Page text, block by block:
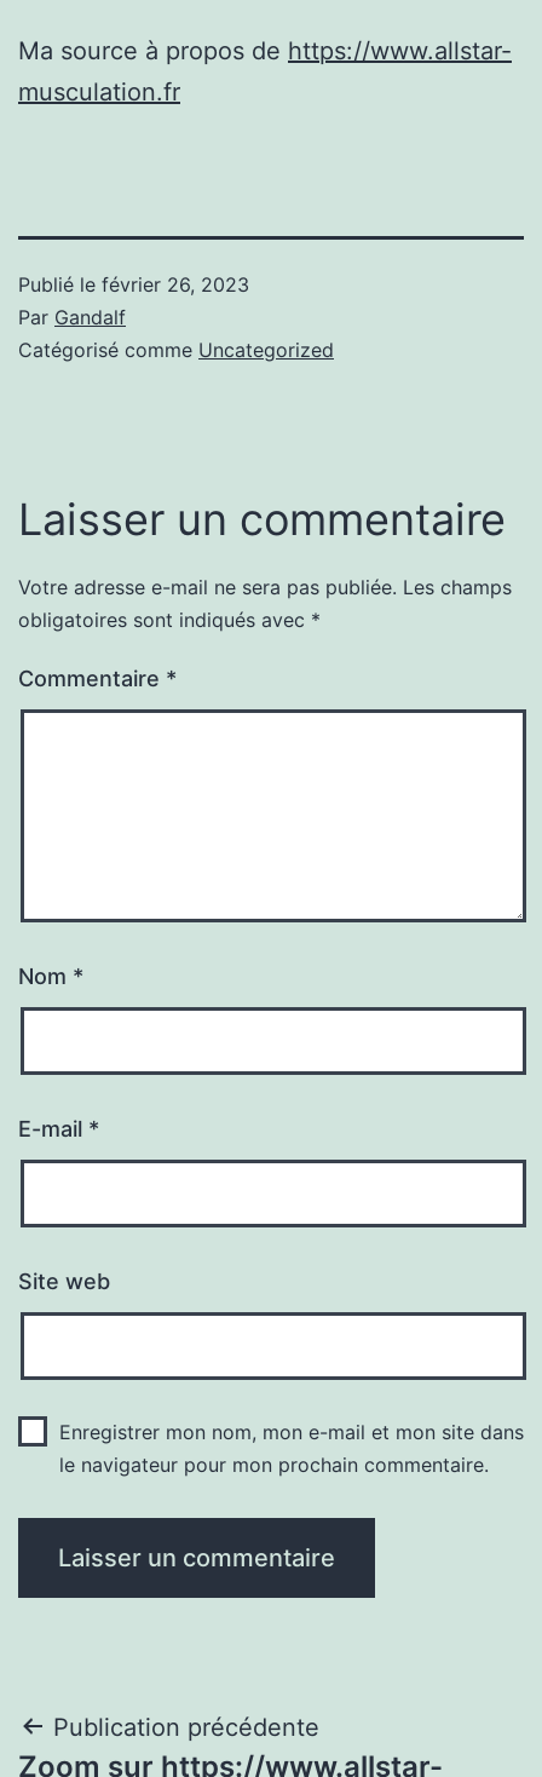
Ma source à propos de https://www.allstar-
musculation.fr
Publié le février 26, 2023
Par Gandalf
Catégorisé comme Uncategorized
Laisser un commentaire
Votre adresse e-mail ne sera pas publiée. Les champs
obligatoires sont indiqués avec *
Commentaire *
Nom *
E-mail *
Site web
Enregistrer mon nom, mon e-mail et mon site dans
le navigateur pour mon prochain commentaire.
Navigation
Publication précédente
Zoom sur https://www.allstar-